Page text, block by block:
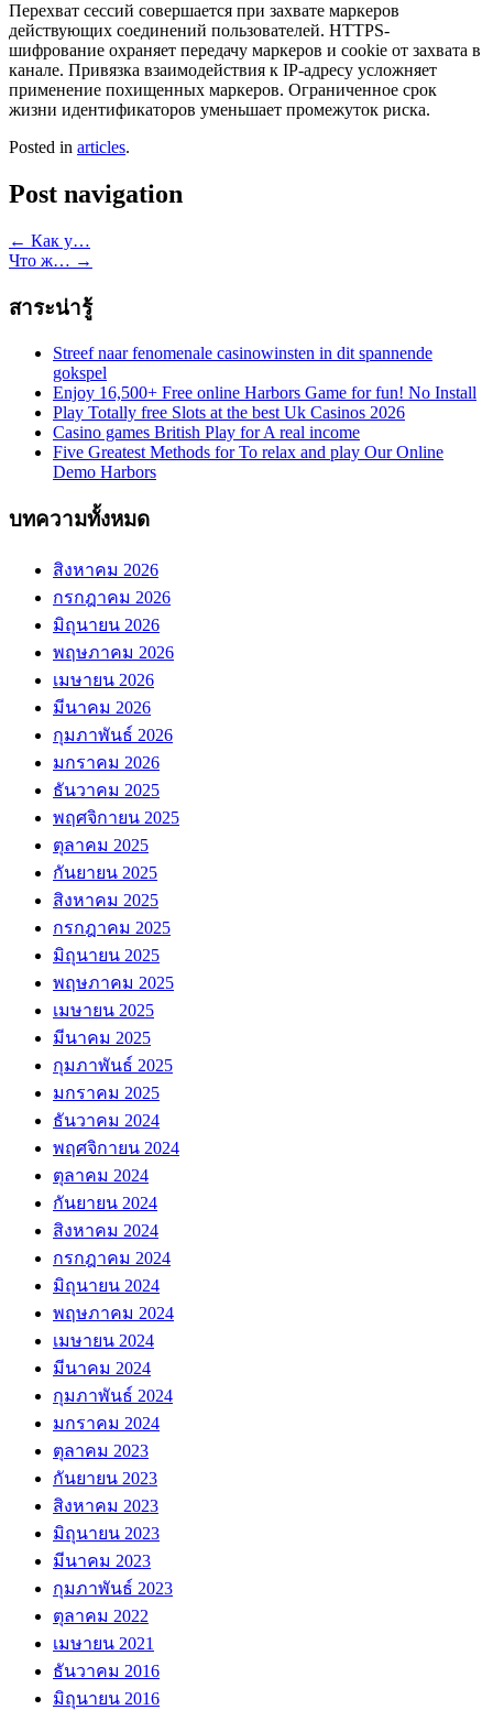
Перехват сессий совершается при захвате маркеров
действующих соединений пользователей. HTTPS-
шифрование охраняет передачу маркеров и cookie от захвата в
канале. Привязка взаимодействия к IP-адресу усложняет
применение похищенных маркеров. Ограниченное срок
жизни идентификаторов уменьшает промежуток риска.
Posted in articles.
Post navigation
← Как у…
Что ж… →
สาระน่ารู้
Streef naar fenomenale casinowinsten in dit spannende
gokspel
Enjoy 16,500+ Free online Harbors Game for fun! No Install
Play Totally free Slots at the best Uk Casinos 2026
Casino games British Play for A real income
Five Greatest Methods for To relax and play Our Online
Demo Harbors
บทความทั้งหมด
สิงหาคม 2026
กรกฎาคม 2026
มิถุนายน 2026
พฤษภาคม 2026
เมษายน 2026
มีนาคม 2026
กุมภาพันธ์ 2026
มกราคม 2026
ธันวาคม 2025
พฤศจิกายน 2025
ตุลาคม 2025
กันยายน 2025
สิงหาคม 2025
กรกฎาคม 2025
มิถุนายน 2025
พฤษภาคม 2025
เมษายน 2025
มีนาคม 2025
กุมภาพันธ์ 2025
มกราคม 2025
ธันวาคม 2024
พฤศจิกายน 2024
ตุลาคม 2024
กันยายน 2024
สิงหาคม 2024
กรกฎาคม 2024
มิถุนายน 2024
พฤษภาคม 2024
เมษายน 2024
มีนาคม 2024
กุมภาพันธ์ 2024
มกราคม 2024
ตุลาคม 2023
กันยายน 2023
สิงหาคม 2023
มิถุนายน 2023
มีนาคม 2023
กุมภาพันธ์ 2023
ตุลาคม 2022
เมษายน 2021
ธันวาคม 2016
มิถุนายน 2016